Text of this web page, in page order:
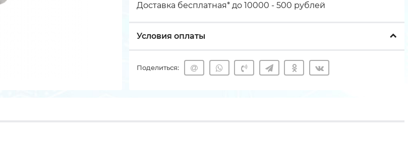
Доставка бесплатная* до 10000 - 500 рублей
Условия оплаты
Поделиться: